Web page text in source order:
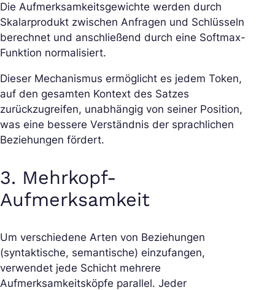
Die Aufmerksamkeitsgewichte werden durch
Skalarprodukt zwischen Anfragen und Schlüsseln
berechnet und anschließend durch eine Softmax-
Funktion normalisiert.
Dieser Mechanismus ermöglicht es jedem Token,
auf den gesamten Kontext des Satzes
zurückzugreifen, unabhängig von seiner Position,
was eine bessere Verständnis der sprachlichen
Beziehungen fördert.
3. Mehrkopf-
Aufmerksamkeit
Um verschiedene Arten von Beziehungen
(syntaktische, semantische) einzufangen,
verwendet jede Schicht mehrere
Aufmerksamkeitsköpfe parallel. Jeder